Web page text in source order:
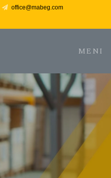
office@mabeg.com
MENI